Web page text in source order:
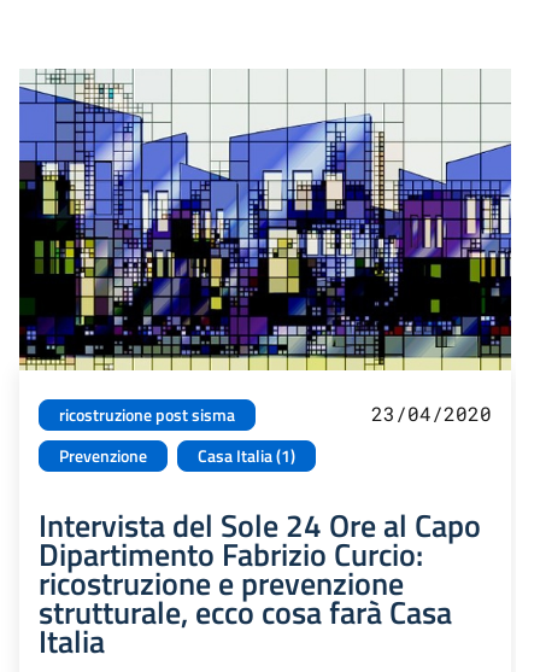
ricostruzione post sisma
Prevenzione
Casa Italia (1)
23/04/2020
Intervista del Sole 24 Ore al Capo
Dipartimento Fabrizio Curcio:
ricostruzione e prevenzione
strutturale, ecco cosa farà Casa
Italia